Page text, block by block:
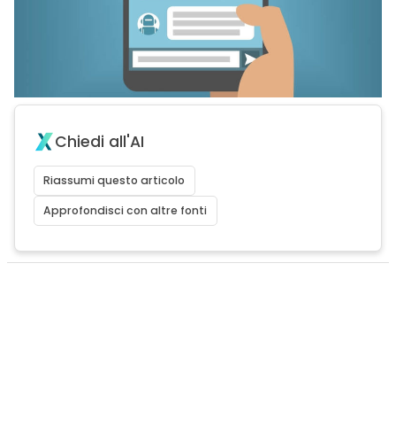
Chiedi all'AI
Riassumi questo articolo
Approfondisci con altre fonti